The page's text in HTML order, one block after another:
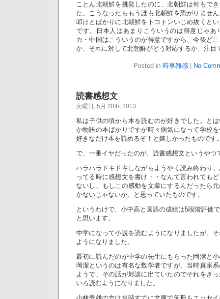
ことん北朝鮮を挑発したのに、北朝鮮は何もで
た。こうなったらもう誰も北朝鮮を恐がりませ
叩けとばかりに北朝鮮をトコトンいじめ抜くと
です。日本人はあまりこういうのは得意じゃあ
カ・中国はこういうのが得意ですから、今後ど
か、それに対して北朝鮮がどう対応するか、注目
Posted in 時事雑感 No
読書感想文
火曜日, 5月 28th, 2013
私は子供の頃から本を読むのが好きでした。と
か物語の本ばかりですが時々病気になって学校
好きなだけ本を読めるぞ！と嬉しかったものです
で、一番イヤだったのが、読書感想文というやつ
ハラハラドキドキしながらようやく読み終わり
ってる時に感想文を書け・・なんて言われても
ないし、もしこの感動を文章にするんだったら
かないじゃないか、と思っていたものです。
というわけで、小中高と国語の成績は5段階評価
と思います。
中学になって小説を読むようになりましたが、
ようになりました。
最初に読んだのが中学の先生にもらった岡潔と
岡潔というのは有名な数学者ですが、当時真宗
ようで、その話が対談に出ていたのでそれをき
いろ読むようになりました。